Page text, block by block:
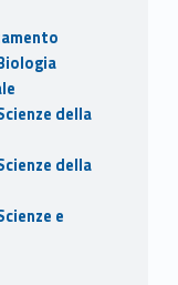
della
della
e